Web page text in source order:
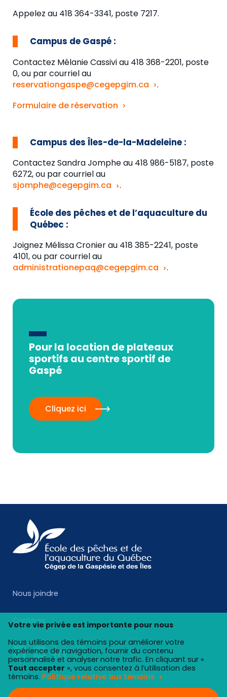
Appelez au 418 364-3341, poste 7217.
Campus de Gaspé :
Contactez Mélanie Cassivi au 418 368-2201, poste
0,ou parcourriel au
reservationgaspe@cegepgim.ca
.
Formulaire de réservation
Campus des Îles-de-la-Madeleine :
Contactez Sandra Jompheau 418 986-5187, poste
6272, ou par courriel au
sjomphe@cegepgim.ca
.
École des pêches et de l’aquaculture du
Québec :
Joignez Mélissa Cronierau 418 385-2241, poste
4101,ou parcourrielau
administrationepaq@cegepgim.ca
.
Pour la location de plateaux
sportifs au centre sportif de
Gaspé
Cliquez ici
Nous joindre
Carrières
Votre vie privée est importante pour nous
Nous utilisons des témoins pour améliorer votre
expérience de navigation, fournir du contenu
personnalisé et analyser notre trafic. En cliquant sur «
Tout accepter », vous consentez à l’utilisation des
témoins. Politique relative aux témoins